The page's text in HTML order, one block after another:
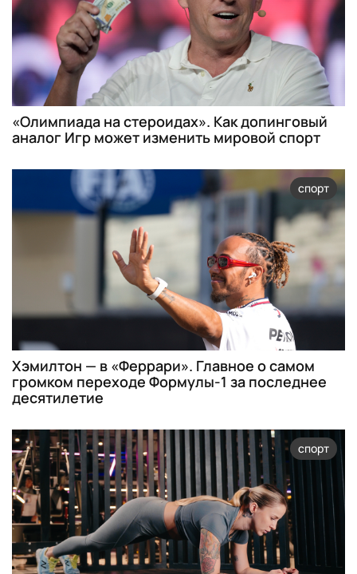
«Олимпиада на стероидах». Как допинговый
аналог Игр может изменить мировой спорт
спорт
Хэмилтон — в «Феррари». Главное о самом
громком переходе Формулы-1 за последнее
десятилетие
спорт